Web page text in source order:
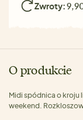
Zwroty:
O produkcie
Midi spódnica o kroju
weekend.